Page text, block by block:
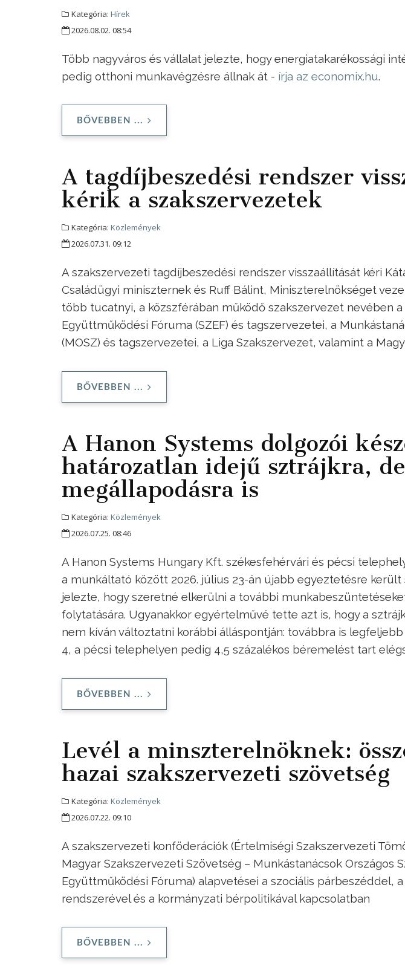
Kategória: Hírek
2026.08.02. 08:54
Több nagyváros és vállalat jelezte, hogy energiatakarékossági
pedig otthoni munkavégzésre állnak át - írja az economix.hu.
BŐVEBBEN ...
A tagdíjbeszedési rendszer
kérik a szakszervezetek
Kategória: Közlemények
2026.07.31. 09:12
A szakszervezeti tagdíjbeszedési rendszer visszaállítását kéri
Családügyi miniszternek és Ruff Bálint, Miniszterelnökséget
több tucatnyi, a közszférában működő szakszervezet nevében
Együttműködési Fóruma (SZEF) és tagszervezetei, a
(MOSZ) és tagszervezetei, a Liga Szakszervezet, valamint a
BŐVEBBEN ...
A Hanon Systems dolgozói
határozatlan idejű sztrájkra,
megállapodásra is
Kategória: Közlemények
2026.07.25. 08:46
A Hanon Systems Hungary Kft. székesfehérvári és pécsi
a munkáltató között 2026. július 23-án újabb egyeztetésre került
jelezte, hogy szeretné elkerülni a további
folytatására. Ugyanakkor egyértelművé tette azt is, hogy a
nem kíván változtatni korábbi álláspontján: továbbra is
4, a pécsi telephelyen pedig 4,5 százalékos béremelést tart
BŐVEBBEN ...
Levél a minszterelnöknek:
hazai szakszervezeti szövetség
Kategória: Közlemények
2026.07.22. 09:10
A szakszervezeti konföderációk (Értelmiségi Szakszervezeti
Magyar Szakszervezeti Szövetség – Munkástanácsok Országos
Együttműködési Fóruma) alapvetései a szociális párbeszéddel,
rendszerével és a kormányzati bérpolitikával kapcsolatban
BŐVEBBEN ...